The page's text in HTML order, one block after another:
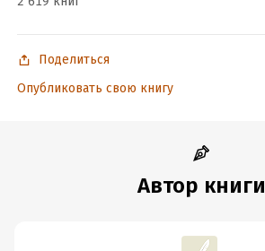
Поделиться
Опубликовать свою книгу
Автор книги